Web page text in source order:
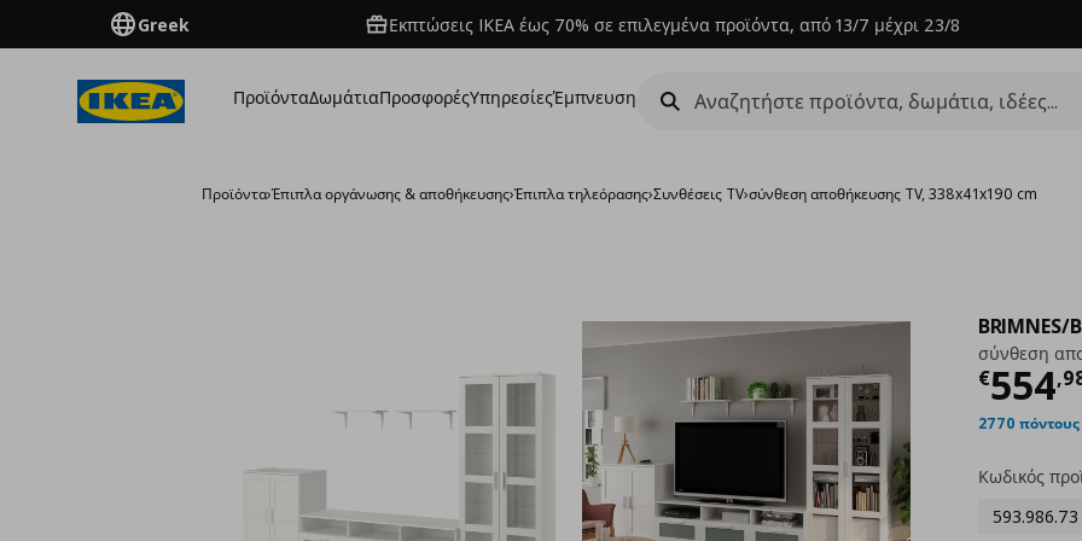
Greek Εκπτώσεις IKEA έως 70% σε επιλεγμένα προϊόντα, από 13/7 μέχρι 23/8
ΠροϊόνταΔωμάτιαΠροσφορέςΥπηρεσίεςΈμπνευση
Προϊόντα›Έπιπλα οργάνωσης & αποθήκευσης›Έπιπλα τηλεόρασης›Συνθέσεις TV›σύνθεση αποθήκευσης TV, 338x41x190 cm
BRIMNES/
σύνθεση
€554,
2770
Κωδικός
593.986.73